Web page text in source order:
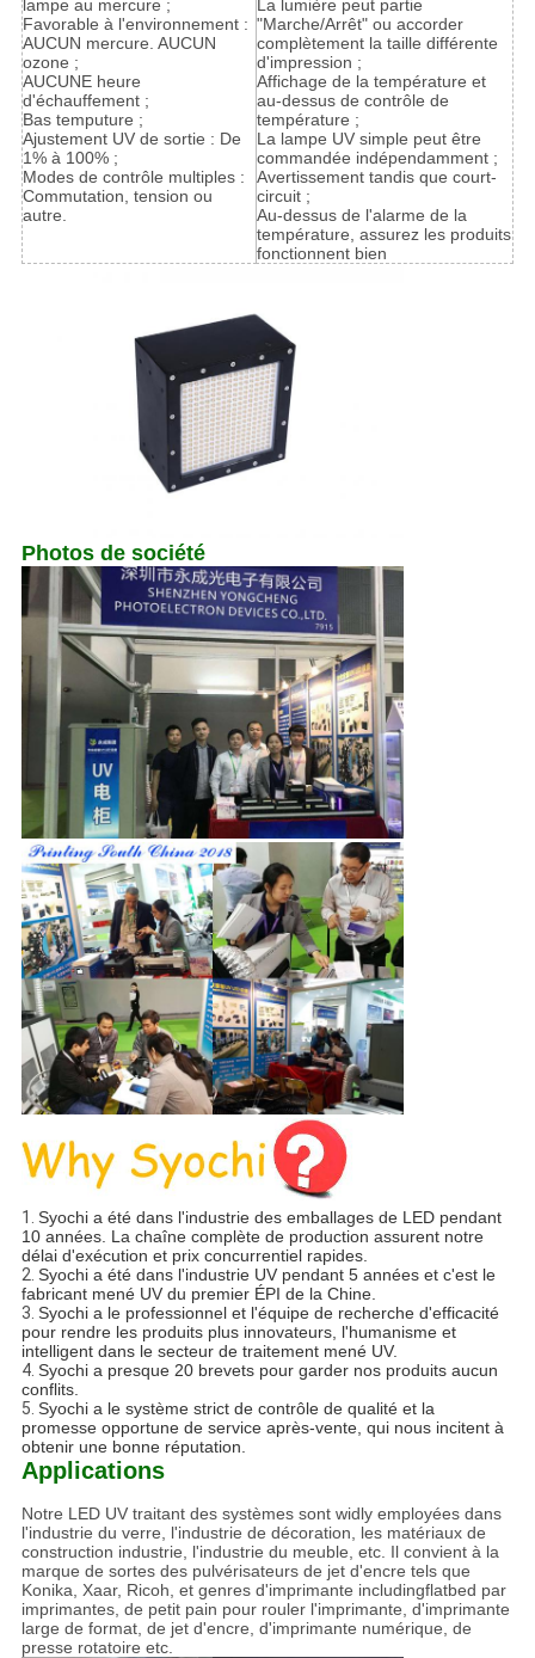
lampe au mercure ;
Favorable à l'environnement :
AUCUN mercure. AUCUN
ozone ;
AUCUNE heure
d'échauffement ;
Bas temputure ;
Ajustement UV de sortie : De
1% à 100% ;
Modes de contrôle multiples :
Commutation, tension ou
autre.
La lumière peut partie
"Marche/Arrêt" ou accorder
complètement la taille différente
d'impression ;
Affichage de la température et
au-dessus de contrôle de
température ;
La lampe UV simple peut être
commandée indépendamment ;
Avertissement tandis que court-
circuit ;
Au-dessus de l'alarme de la
température, assurez les produits
fonctionnent bien
Photos de société
1. Syochi a été dans l'industrie des emballages de LED pendant
10 années. La chaîne complète de production assurent notre
délai d'exécution et prix concurrentiel rapides.
2. Syochi a été dans l'industrie UV pendant 5 années et c'est le
fabricant mené UV du premier ÉPI de la Chine.
3. Syochi a le professionnel et l'équipe de recherche d'efficacité
pour rendre les produits plus innovateurs, l'humanisme et
intelligent dans le secteur de traitement mené UV.
4. Syochi a presque 20 brevets pour garder nos produits aucun
conflits.
5. Syochi a le système strict de contrôle de qualité et la
promesse opportune de service après-vente, qui nous incitent à
obtenir une bonne réputation.
Applications
Notre LED UV traitant des systèmes sont widly employées dans
l'industrie du verre, l'industrie de décoration, les matériaux de
construction industrie, l'industrie du meuble, etc. Il convient à la
marque de sortes des pulvérisateurs de jet d'encre tels que
Konika, Xaar, Ricoh, et genres d'imprimante includingflatbed par
imprimantes, de petit pain pour rouler l'imprimante, d'imprimante
large de format, de jet d'encre, d'imprimante numérique, de
presse rotatoire etc.